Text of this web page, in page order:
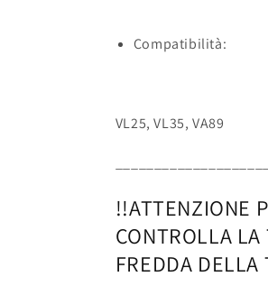
Compatibilità:
VL25, VL35, VA89
!!ATTENZIONE
CONTROLLA
FREDDA